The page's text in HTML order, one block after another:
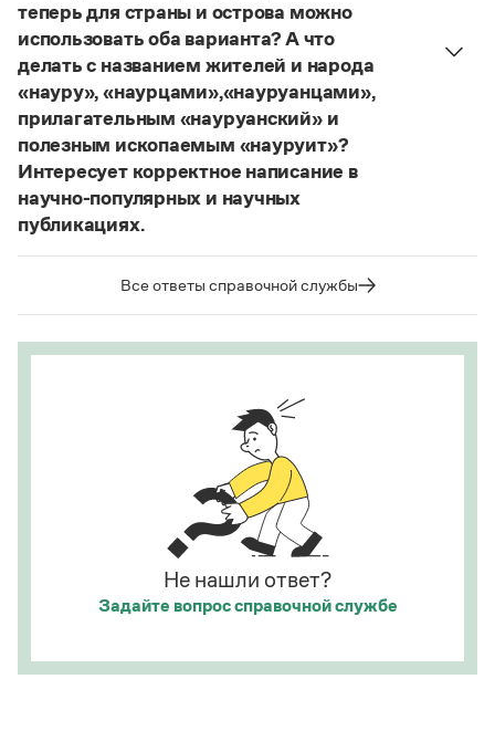
Все книги
Страница ответа
теперь для страны и острова можно
использовать оба варианта? А что
делать с названием жителей и народа
«науру», «наурцами»,«науруанцами»,
прилагательным «науруанский» и
полезным ископаемым «науруит»?
Интересует корректное написание в
научно-популярных и научных
публикациях.
Изменение касается только официального
названия государства. Все остальные слова,
быть использованы в любых текстах. Здесь
на скользкую дорожку, уводящую в бездну
острейших дискуссий), что в русском языке
осталось прилагательноебелорусский
официальное название государства изменилось
Республика Беларусь. Имолдаване
молдаванами , когда государство
официально сталоМолдовой.
Страница ответа
Все ответы справочной службы
Не нашли ответ?
Задайте вопроссправочной службе